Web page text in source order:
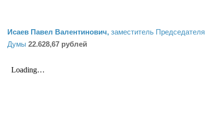
Исаев Павел Валентинович, заместитель Председателя
Думы 22.628,67 рублей